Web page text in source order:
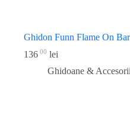
Ghidon Funn Flame On
136 00 lei
Ghidoane &